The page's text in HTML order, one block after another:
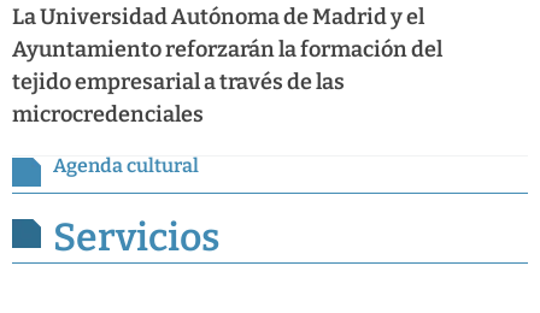
La Universidad Autónoma de Madrid y el
Ayuntamiento reforzarán la formación del
tejido empresarial a través de las
microcredenciales
Agenda cultural
Servicios